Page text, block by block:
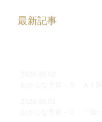
最新記事